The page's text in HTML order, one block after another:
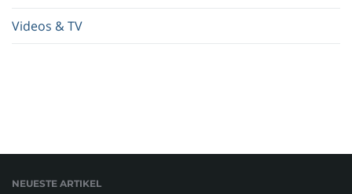
Videos & TV
NEUESTE ARTIKEL